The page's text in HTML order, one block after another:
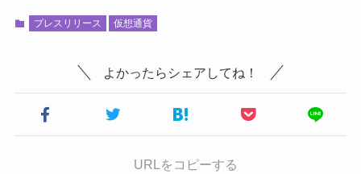
プレスリリース 仮想通貨
よかったらシェアしてね！
URLをコピーする